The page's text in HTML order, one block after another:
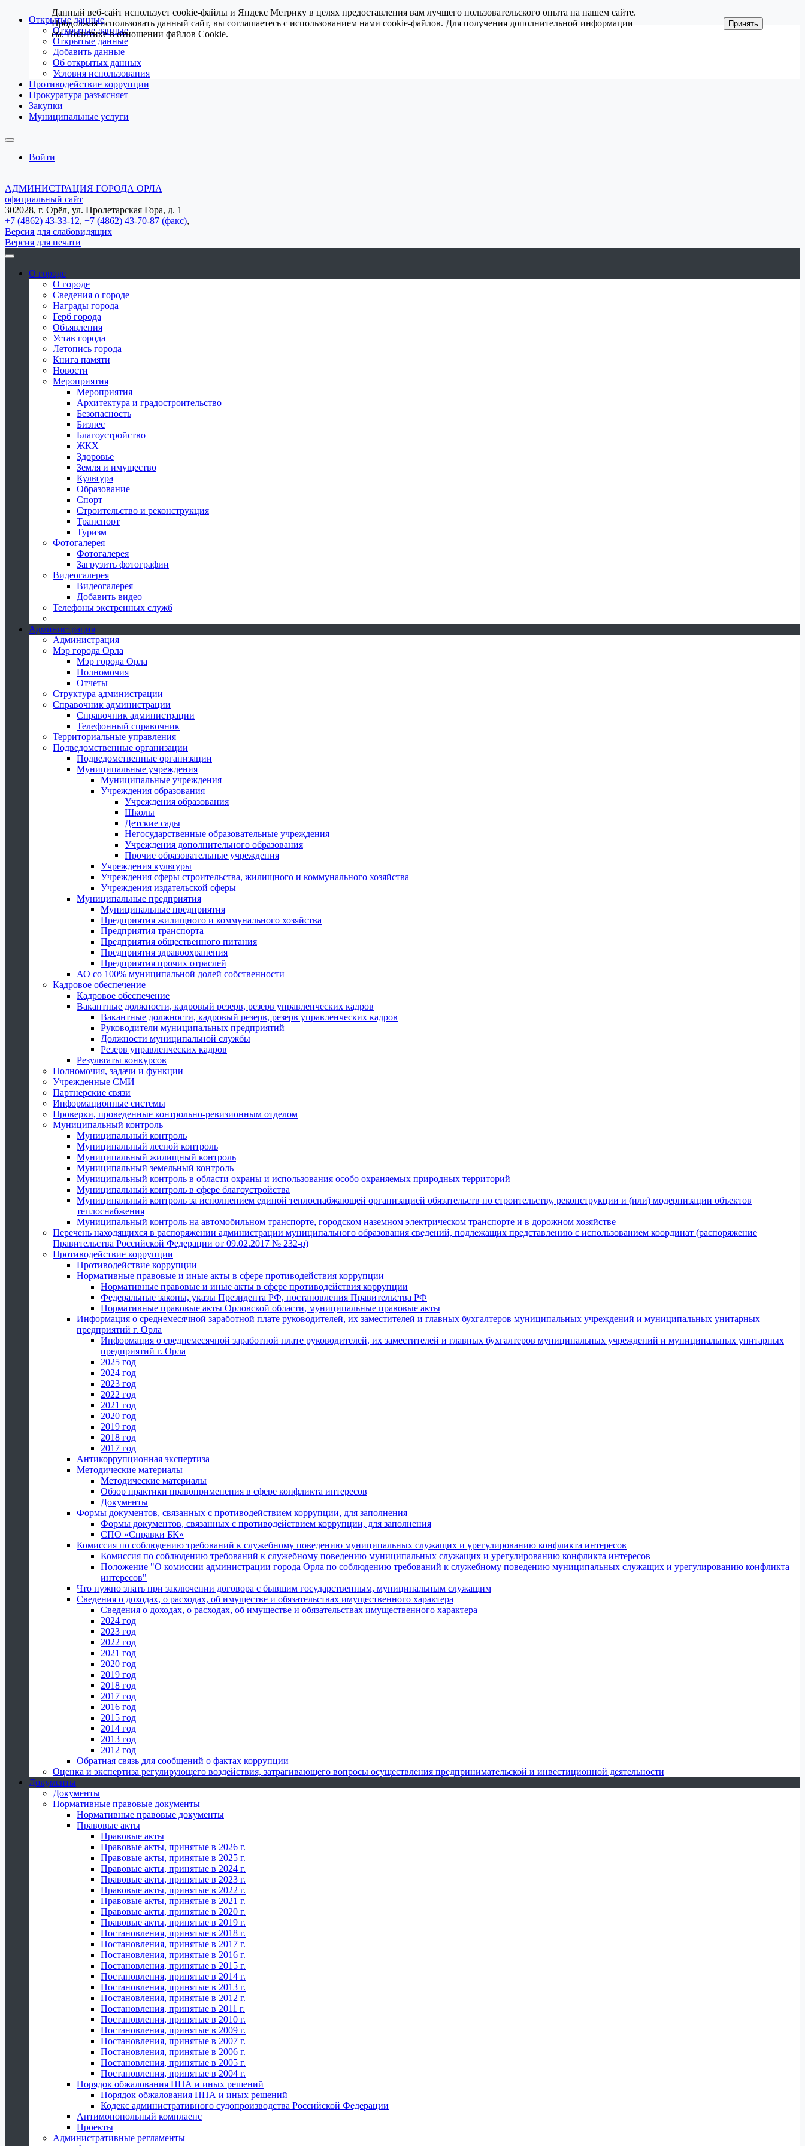
Открытые данные
Открытые данные
Открытые данные
Добавить данные
Об открытых данных
Условия использования
Противодействие коррупции
Прокуратура разъясняет
Закупки
Муниципальные услуги
Войти
АДМИНИСТРАЦИЯ ГОРОДА ОРЛА
официальный сайт
302028, г. Орёл, ул. Пролетарская Гора, д. 1
+7 (4862) 43-33-12, +7 (4862) 43-70-87 (факс),
Версия для слабовидящих
Версия для печати
О городе
О городе
Сведения о городе
Награды города
Герб города
Объявления
Устав города
Летопись города
Книга памяти
Новости
Мероприятия
Мероприятия
Архитектура и градостроительство
Безопасность
Бизнес
Благоустройство
ЖКХ
Здоровье
Земля и имущество
Культура
Образование
Спорт
Строительство и реконструкция
Транспорт
Туризм
Фотогалерея
Фотогалерея
Загрузить фотографии
Видеогалерея
Видеогалерея
Добавить видео
Телефоны экстренных служб
Администрация
Администрация
Мэр города Орла
Мэр города Орла
Полномочия
Отчеты
Структура администрации
Справочник администрации
Справочник администрации
Телефонный справочник
Территориальные управления
Подведомственные организации
Подведомственные организации
Муниципальные учреждения
Муниципальные учреждения
Учреждения образования
Учреждения образования
Школы
Детские сады
Негосударственные образовательные учреждения
Учреждения дополнительного образования
Прочие образовательные учреждения
Учреждения культуры
Учреждения сферы строительства, жилищного и коммунального хозяйства
Учреждения издательской сферы
Муниципальные предприятия
Муниципальные предприятия
Предприятия жилищного и коммунального хозяйства
Предприятия транспорта
Предприятия общественного питания
Предприятия здравоохранения
Предприятия прочих отраслей
АО со 100% муниципальной долей собственности
Кадровое обеспечение
Кадровое обеспечение
Вакантные должности, кадровый резерв, резерв управленческих кадров
Вакантные должности, кадровый резерв, резерв управленческих кадров
Руководители муниципальных предприятий
Должности муниципальной службы
Резерв управленческих кадров
Результаты конкурсов
Полномочия, задачи и функции
Учрежденные СМИ
Партнерские связи
Информационные системы
Проверки, проведенные контрольно-ревизионным отделом
Муниципальный контроль
Муниципальный контроль
Муниципальный лесной контроль
Муниципальный жилищный контроль
Муниципальный земельный контроль
Муниципальный контроль в области охраны и использования особо охраняемых природных территорий
Муниципальный контроль в сфере благоустройства
Муниципальный контроль за исполнением единой теплоснабжающей организацией обязательств по строительству, реконструкции и (или) модернизации объектов
теплоснабжения
Муниципальный контроль на автомобильном транспорте, городском наземном электрическом транспорте и в дорожном хозяйстве
Перечень находящихся в распоряжении администрации муниципального образования сведений, подлежащих представлению с использованием координат (распоряжение
Правительства Российской Федерации от 09.02.2017 № 232-р)
Противодействие коррупции
Противодействие коррупции
Нормативные правовые и иные акты в сфере противодействия коррупции
Нормативные правовые и иные акты в сфере противодействия коррупции
Федеральные законы, указы Президента РФ, постановления Правительства РФ
Нормативные правовые акты Орловской области, муниципальные правовые акты
Информация о среднемесячной заработной плате руководителей, их заместителей и главных бухгалтеров муниципальных учреждений и муниципальных унитарных
предприятий г. Орла
Информация о среднемесячной заработной плате руководителей, их заместителей и главных бухгалтеров муниципальных учреждений и муниципальных унитарных
предприятий г. Орла
2025 год
2024 год
2023 год
2022 год
2021 год
2020 год
2019 год
2018 год
2017 год
Антикоррупционная экспертиза
Методические материалы
Методические материалы
Обзор практики правоприменения в сфере конфликта интересов
Документы
Формы документов, связанных с противодействием коррупции, для заполнения
Формы документов, связанных с противодействием коррупции, для заполнения
СПО «Справки БК»
Комиссия по соблюдению требований к служебному поведению муниципальных служащих и урегулированию конфликта интересов
Комиссия по соблюдению требований к служебному поведению муниципальных служащих и урегулированию конфликта интересов
Положение "О комиссии администрации города Орла по соблюдению требований к служебному поведению муниципальных служащих и урегулированию конфликта
интересов"
Что нужно знать при заключении договора с бывшим государственным, муниципальным служащим
Сведения о доходах, о расходах, об имуществе и обязательствах имущественного характера
Сведения о доходах, о расходах, об имуществе и обязательствах имущественного характера
2024 год
2023 год
2022 год
2021 год
2020 год
2019 год
2018 год
2017 год
2016 год
2015 год
2014 год
2013 год
2012 год
Обратная связь для сообщений о фактах коррупции
Оценка и экспертиза регулирующего воздействия, затрагивающего вопросы осуществления предпринимательской и инвестиционной деятельности
Документы
Документы
Нормативные правовые документы
Нормативные правовые документы
Правовые акты
Правовые акты
Правовые акты, принятые в 2026 г.
Правовые акты, принятые в 2025 г.
Правовые акты, принятые в 2024 г.
Правовые акты, принятые в 2023 г.
Правовые акты, принятые в 2022 г.
Правовые акты, принятые в 2021 г.
Правовые акты, принятые в 2020 г.
Правовые акты, принятые в 2019 г.
Постановления, принятые в 2018 г.
Постановления, принятые в 2017 г.
Постановления, принятые в 2016 г.
Постановления, принятые в 2015 г.
Постановления, принятые в 2014 г.
Постановления, принятые в 2013 г.
Постановления, принятые в 2012 г.
Постановления, принятые в 2011 г.
Постановления, принятые в 2010 г.
Постановления, принятые в 2009 г.
Постановления, принятые в 2007 г.
Постановления, принятые в 2006 г.
Постановления, принятые в 2005 г.
Постановления, принятые в 2004 г.
Порядок обжалования НПА и иных решений
Порядок обжалования НПА и иных решений
Кодекс административного судопроизводства Российской Федерации
Антимонопольный комплаенс
Проекты
Административные регламенты
Данный веб-сайт использует cookie-файлы и Яндекс Метрику в целях предоставления вам лучшего пользовательского опыта на нашем сайте.
Продолжая использовать данный сайт, вы соглашаетесь с использованием нами cookie-файлов. Для получения дополнительной информации
см.Политике в отношении файлов Cookie.
Принять